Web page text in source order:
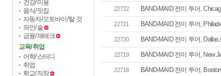
건강/미용
음식/맛집
자동차/오토바이/탈 것
와인/술
금융/재테크
교육/취업
어학/스터디
취업
학교/직장
22722 BAND-MAID 전미 투어,
22721 BAND-MAID 전미 투어,
22720 BAND-MAID 전미 투어,
22719 BAND-MAID 전미 투어, New
22718 BAND-MAID 전미 투어,